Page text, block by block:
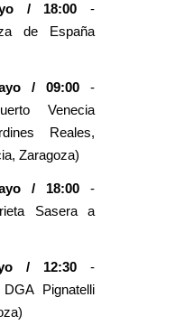
/ 18:00 -
de España
/ 09:00 -
Venecia
Reales,
Zaragoza)
/ 18:00 -
Sasera a
/ 12:30 -
Pignatelli